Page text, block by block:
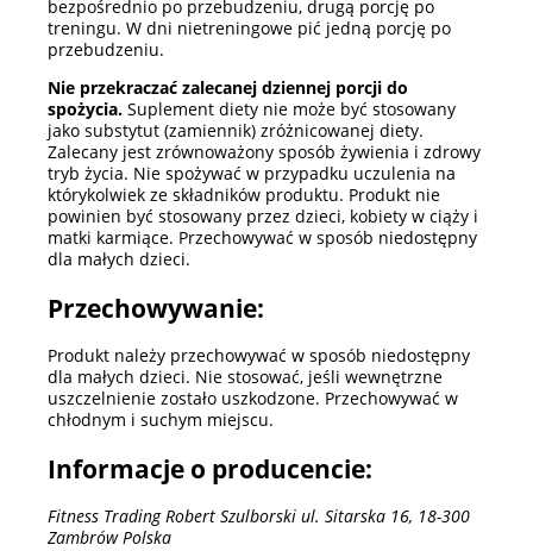
bezpośrednio po przebudzeniu, drugą porcję po
treningu. W dni nietreningowe pić jedną porcję po
przebudzeniu.
Nie przekraczać zalecanej dziennej porcji do
spożycia. Suplement diety nie może być stosowany
jako substytut (zamiennik) zróżnicowanej diety.
Zalecany jest zrównoważony sposób żywienia i zdrowy
tryb życia. Nie spożywać w przypadku uczulenia na
którykolwiek ze składników produktu. Produkt nie
powinien być stosowany przez dzieci, kobiety w ciąży i
matki karmiące. Przechowywać w sposób niedostępny
dla małych dzieci.
Przechowywanie:
Produkt należy przechowywać w sposób niedostępny
dla małych dzieci. Nie stosować, jeśli wewnętrzne
uszczelnienie zostało uszkodzone. Przechowywać w
chłodnym i suchym miejscu.
Informacje o producencie:
Fitness Trading Robert Szulborski ul. Sitarska 16, 18-300
Zambrów Polska